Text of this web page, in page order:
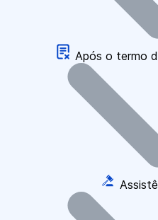
Após o termo